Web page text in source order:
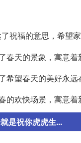
祝福的意思，希望家
天的景象，寓意着
望春天的美好永远
欢快场景，寓意着
是祝你虎虎生...